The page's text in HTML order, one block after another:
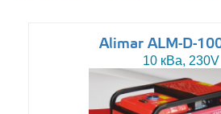
Alimar ALM-D-
10 кВа, 230V